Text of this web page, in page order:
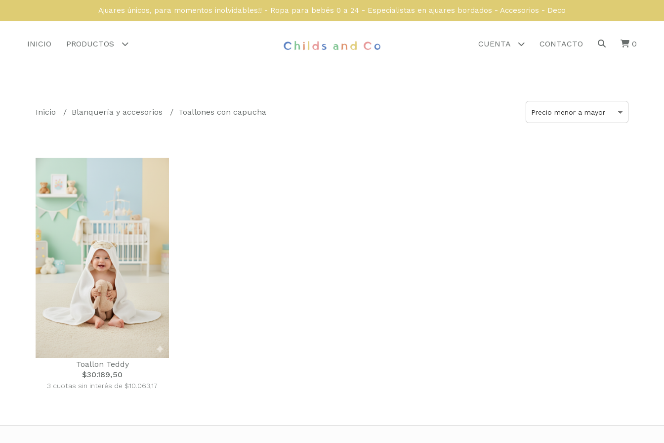
Ajuares únicos, para momentos inolvidables!! - Ropa para bebés 0 a 24 - Especialistas en ajuares bordados - Accesorios - Deco
INICIO PRODUCTOS CUENTA CONTACTO 0
Inicio Blanquería y accesorios Toallones con capucha
Toallon Teddy
$30.189,50
3 cuotas sin interés de $10.063,17